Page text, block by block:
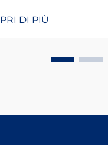
DI PIÙ